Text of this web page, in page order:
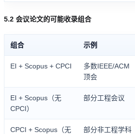
5.2 会议论文的可能收录组合
组合 示例
EI + Scopus + CPCI
多数IEEE/ACM
顶会
EI + Scopus（无
CPCI）
部分工程会议
CPCI + Scopus（无
部分非工程学科